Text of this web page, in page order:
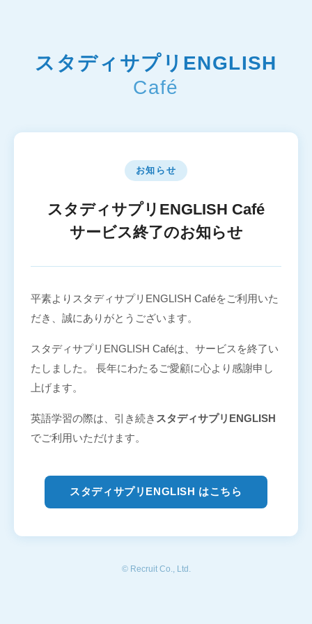
スタディサプリENGLISH
Café
お知らせ
スタディサプリENGLISH Café
サービス終了のお知らせ
平素よりスタディサプリENGLISH Caféをご利用いた
だき、誠にありがとうございます。
スタディサプリENGLISH Caféは、サービスを終了い
たしました。 長年にわたるご愛顧に心より感謝申し
上げます。
英語学習の際は、引き続き スタディサプリENGLISH
でご利用いただけます。
スタディサプリENGLISH はこちら
© Recruit Co., Ltd.